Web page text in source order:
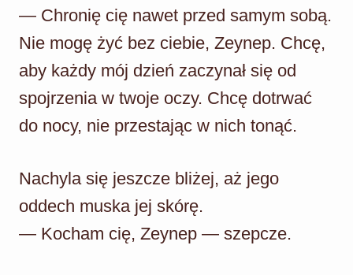
— Chronię cię nawet przed samym sobą.
Nie mogę żyć bez ciebie, Zeynep. Chcę,
aby każdy mój dzień zaczynał się od
spojrzenia w twoje oczy. Chcę dotrwać
do nocy, nie przestając w nich tonąć.
Nachyla się jeszcze bliżej, aż jego
oddech muska jej skórę.
— Kocham cię, Zeynep — szepcze.